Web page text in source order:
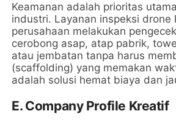
Keamanan adalah prioritas
industri. Layanan inspeksi drone
perusahaan melakukan
cerobong asap, atap pabrik,
atau jembatan tanpa harus
(scaffolding) yang memakan
adalah solusi hemat biaya dan
E. Company Profile Kreatif